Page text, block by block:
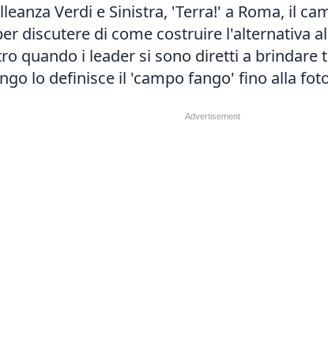
Verdi e Sinistra, 'Terra!' a Roma, il
discutere di come costruire l'alternativa
quando i leader si sono diretti a brindare
lo definisce il 'campo fango' fino alla